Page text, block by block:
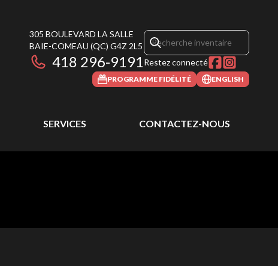
305 BOULEVARD LA SALLE
BAIE-COMEAU (QC) G4Z 2L5
418 296-9191Restez connecté
PROGRAMME FIDÉLITÉ ENGLISH
SERVICES CONTACTEZ-NOUS